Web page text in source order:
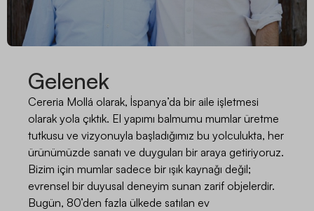
Gelenek
Cereria Mollá olarak, İspanya’da bir aile işletmesi
olarak yola çıktık. El yapımı balmumu mumlar üretme
tutkusu ve vizyonuyla başladığımız bu yolculukta, her
ürünümüzde sanatı ve duyguları bir araya getiriyoruz.
Bizim için mumlar sadece bir ışık kaynağı değil;
evrensel bir duyusal deneyim sunan zarif objelerdir.
Bugün, 80’den fazla ülkede satılan ev